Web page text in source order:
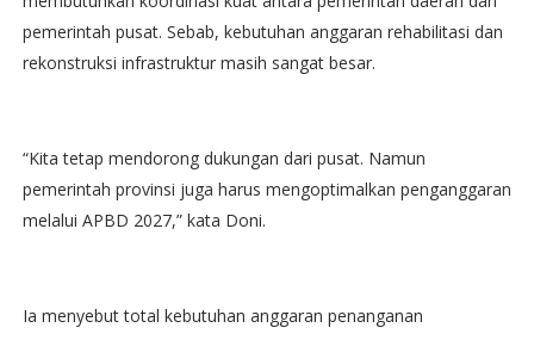
pemerintah pusat. Sebab, kebutuhan anggaran rehabilitasi dan
rekonstruksi infrastruktur masih sangat besar.
“Kita tetap mendorong dukungan dari pusat. Namun
pemerintah provinsi juga harus mengoptimalkan penganggaran
melalui APBD 2027,” kata Doni.
Ia menyebut total kebutuhan anggaran penanganan